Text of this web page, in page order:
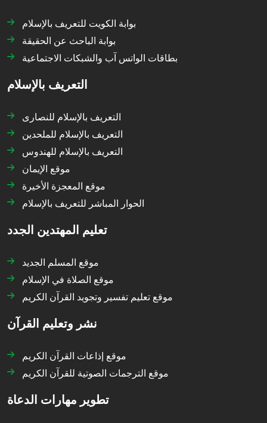
بوابة الكويت للتعريف بالإسلام
بوابة الباحث عن الحقيقة
بطاقات الواتس آب والشبكات الاجتماعية
التعريف بالإسلام
التعريف بالإسلام للنصارى
التعريف بالإسلام للملحدين
التعريف بالإسلام للهندوس
موقع الإيمان
موقع المعجزة الأخيرة
الحوار المباشر للتعريف بالإسلام
تعليم المهتدين الجدد
موقع المسلم الجديد
موقع الصلاة في الإسلام
موقع تعليم تفسير وتجويد القرآن الكريم
نشر وتعليم القرآن
موقع إذاعات القرآن الكريم
موقع الترجمات الصوتية للقرآن الكريم
تطوير مهارات الدعاة